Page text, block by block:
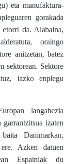
eta manufaktura-
gorakada
etorri da. Alabaina,
oraingo
anitzetan, batez
sektorean. Sektore
iazko enplegu
langabezia
izaten
Danimarkan,
Azken datuen
Espainiak du